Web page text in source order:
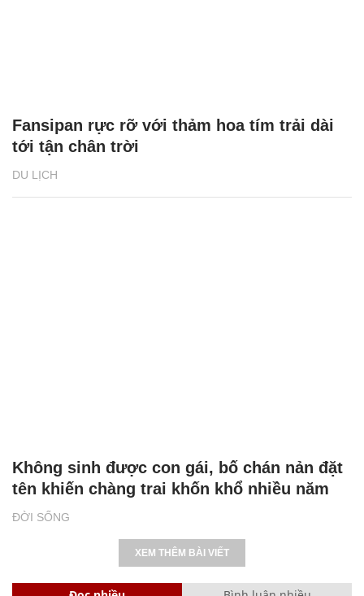
DU LỊCH
Fansipan rực rỡ với thảm hoa tím trải dài
tới tận chân trời
ĐỜI SỐNG
Không sinh được con gái, bố chán nản đặt
tên khiến chàng trai khốn khổ nhiều năm
XEM THÊM BÀI VIẾT